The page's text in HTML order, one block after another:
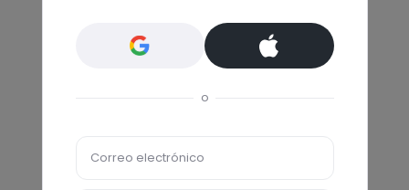
o
Correo electrónico